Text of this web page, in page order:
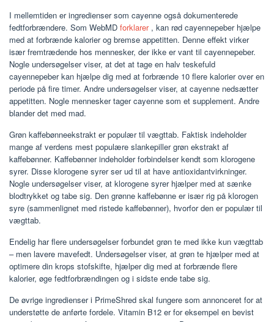
I mellemtiden er ingredienser som cayenne også dokumenterede
fedtforbrændere. Som WebMD forklarer, kan rød cayennepeber hjælpe
med at forbrænde kalorier og bremse appetitten. Denne effekt virker
især fremtrædende hos mennesker, der ikke er vant til cayennepeber.
Nogle undersøgelser viser, at det at tage en halv teskefuld
cayennepeber kan hjælpe dig med at forbrænde 10 flere kalorier over en
periode på fire timer. Andre undersøgelser viser, at cayenne nedsætter
appetitten. Nogle mennesker tager cayenne som et supplement. Andre
blander det med mad.
Grøn kaffebønneekstrakt er populær til vægttab. Faktisk indeholder
mange af verdens mest populære slankepiller grøn ekstrakt af
kaffebønner. Kaffebønner indeholder forbindelser kendt som klorogene
syrer. Disse klorogene syrer ser ud til at have antioxidantvirkninger.
Nogle undersøgelser viser, at klorogene syrer hjælper med at sænke
blodtrykket og tabe sig. Den grønne kaffebønne er især rig på klorogen
syre (sammenlignet med ristede kaffebønner), hvorfor den er populær til
vægttab.
Endelig har flere undersøgelser forbundet grøn te med ikke kun vægttab
– men lavere mavefedt. Undersøgelser viser, at grøn te hjælper med at
optimere din krops stofskifte, hjælper dig med at forbrænde flere
kalorier, øge fedtforbrændingen og i sidste ende tabe sig.
De øvrige ingredienser i PrimeShred skal fungere som annonceret for at
understøtte de anførte fordele. Vitamin B12 er for eksempel en bevist